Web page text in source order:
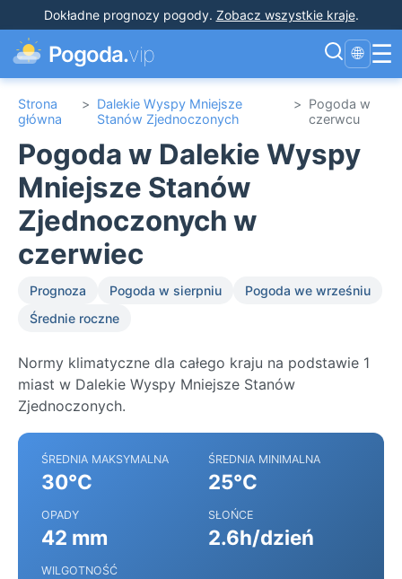
Dokładne prognozy pogody. Zobacz wszystkie kraje.
Pogoda.vip 🌐 ☰
Strona
główna
> Dalekie Wyspy Mniejsze
Stanów Zjednoczonych
> Pogoda w
czerwcu
Pogoda w Dalekie Wyspy
Mniejsze Stanów
Zjednoczonych w
czerwiec
Prognoza Pogoda w sierpniu
Pogoda we wrześniu
Średnie roczne
Normy klimatyczne dla całego kraju na podstawie 1
miast w Dalekie Wyspy Mniejsze Stanów
Zjednoczonych.
ŚREDNIA MAKSYMALNA
30°C
ŚREDNIA MINIMALNA
25°C
OPADY
42 mm
SŁOŃCE
2.6h/dzień
WILGOTNOŚĆ